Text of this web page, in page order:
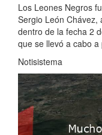
Los Leones Negros
Sergio León Chávez,
dentro de la fecha 2
que se llevó a cabo
Notisistema